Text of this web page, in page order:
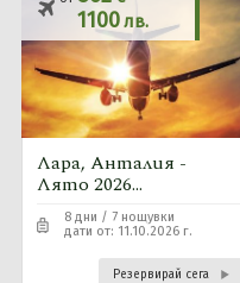
1100лв.
Лара, Анталия -
Лято 2026
-самолетна програма
с 7 нощувки от
8 дни / 7 нощувки
дати от: 11.10.2026 г.
Резервирай сега